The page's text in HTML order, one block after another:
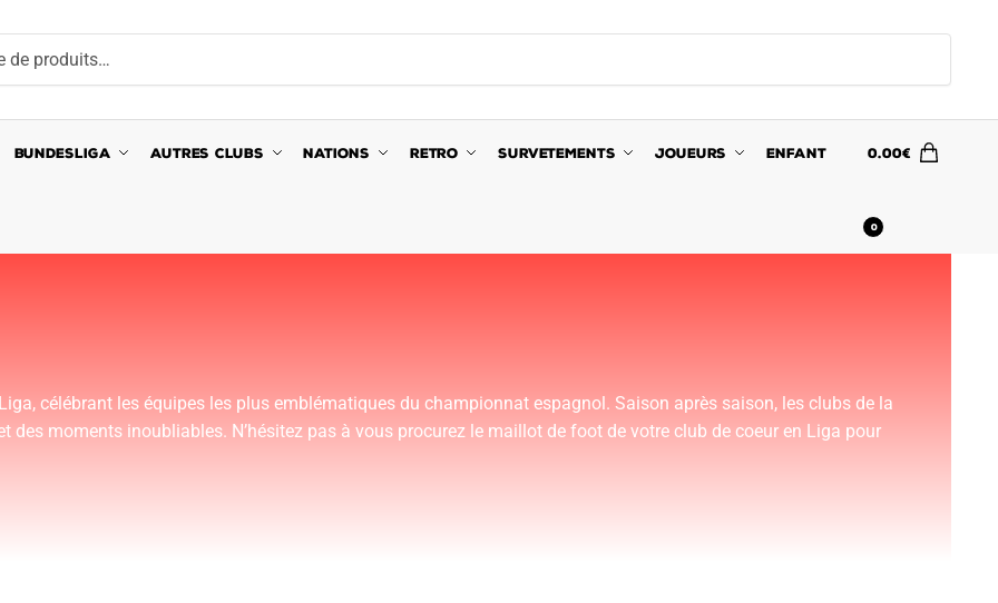
BUNDESLIGA AUTRES CLUBS NATIONS RETRO SURVETEMENTS JOUEURS ENFANT 0.00€
0
célébrant les équipes les plus emblématiques du championnat espagnol. Saison après saison, les clubs de la
moments inoubliables. N’hésitez pas à vous procurez le maillot de foot de votre club de coeur en Liga pour